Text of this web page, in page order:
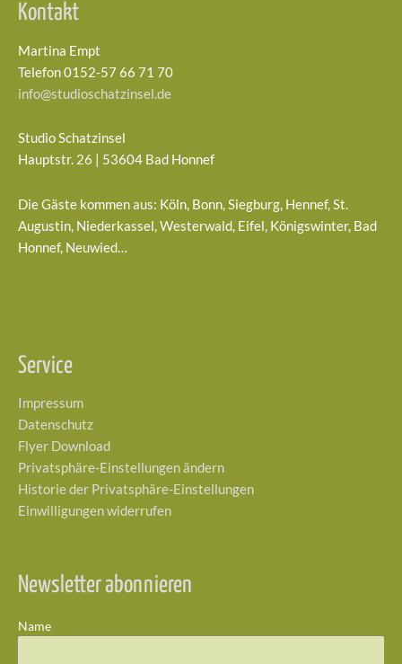
Kontakt
Martina Empt
Telefon 0152-57 66 71 70
info@studioschatzinsel.de
Studio Schatzinsel
Hauptstr. 26 | 53604 Bad Honnef
Die Gäste kommen aus: Köln, Bonn, Siegburg, Hennef, St.
Augustin, Niederkassel, Westerwald, Eifel, Königswinter, Bad
Honnef, Neuwied…
Service
Impressum
Datenschutz
Flyer Download
Privatsphäre-Einstellungen ändern
Historie der Privatsphäre-Einstellungen
Einwilligungen widerrufen
Newsletter abonnieren
Name